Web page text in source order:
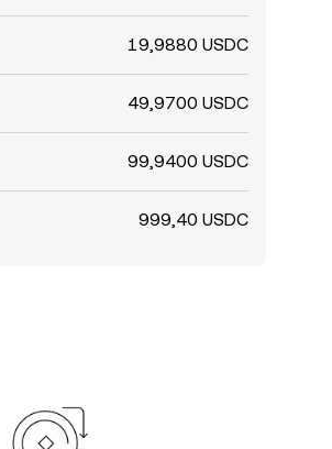
19,9880 USDC
49,9700 USDC
99,9400 USDC
999,40 USDC